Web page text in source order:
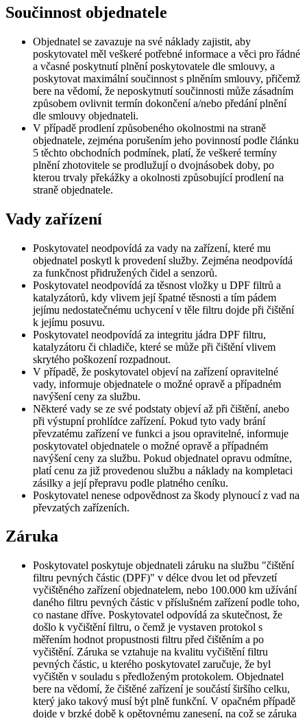
Součinnost objednatele
Objednatel se zavazuje na své náklady zajistit, aby
poskytovatel měl veškeré potřebné informace a věci pro řádné
a včasné poskytnutí plnění poskytovatele dle smlouvy, a
poskytovat maximální součinnost s plněním smlouvy, přičemž
bere na vědomí, že neposkytnutí součinnosti může zásadním
způsobem ovlivnit termín dokončení a/nebo předání plnění
dle smlouvy objednateli.
V případě prodlení způsobeného okolnostmi na straně
objednatele, zejména porušením jeho povinností podle článku
5 těchto obchodních podmínek, platí, že veškeré termíny
plnění zhotovitele se prodlužují o dvojnásobek doby, po
kterou trvaly překážky a okolnosti způsobující prodlení na
straně objednatele.
Vady zařízení
Poskytovatel neodpovídá za vady na zařízení, které mu
objednatel poskytl k provedení služby. Zejména neodpovídá
za funkčnost přidružených čidel a senzorů.
Poskytovatel neodpovídá za těsnost vložky u DPF filtrů a
katalyzátorů, kdy vlivem její špatné těsnosti a tím pádem
jejímu nedostatečnému uchycení v těle filtru dojde při čištění
k jejímu posuvu.
Poskytovatel neodpovídá za integritu jádra DPF filtru,
katalyzátoru či chladiče, které se může při čištění vlivem
skrytého poškození rozpadnout.
V případě, že poskytovatel objeví na zařízení opravitelné
vady, informuje objednatele o možné opravě a případném
navýšení ceny za službu.
Některé vady se ze své podstaty objeví až při čištění, anebo
při výstupní prohlídce zařízení. Pokud tyto vady brání
převzatému zařízení ve funkci a jsou opravitelné, informuje
poskytovatel objednatele o možné opravě a případném
navýšení ceny za službu. Pokud objednatel opravu odmítne,
platí cenu za již provedenou službu a náklady na kompletaci
zásilky a její přepravu podle platného ceníku.
Poskytovatel nenese odpovědnost za škody plynoucí z vad na
převzatých zařízeních.
Záruka
Poskytovatel poskytuje objednateli záruku na službu "čištění
filtru pevných částic (DPF)" v délce dvou let od převzetí
vyčištěného zařízení objednatelem, nebo 100.000 km užívání
daného filtru pevných částic v příslušném zařízení podle toho,
co nastane dříve. Poskytovatel odpovídá za skutečnost, že
došlo k vyčištění filtru, o čemž je vystaven protokol s
měřením hodnot propustnosti filtru před čištěním a po
vyčištění. Záruka se vztahuje na kvalitu vyčištění filtru
pevných částic, u kterého poskytovatel zaručuje, že byl
vyčištěn v souladu s předloženým protokolem. Objednatel
bere na vědomí, že čištěné zařízení je součástí širšího celku,
který jako takový musí být plně funkční. V opačném případě
dojde v brzké době k opětovnému zanesení, na což se záruka